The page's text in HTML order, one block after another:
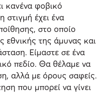
κανένα φοβικό
έχει ένα
στο οποίο
εθνικής της άμυνας και
Είμαστε σε ένα
πεδίο. Θα θέλαμε να
αλλά με όρους σαφείς.
που μπορεί να γίνει